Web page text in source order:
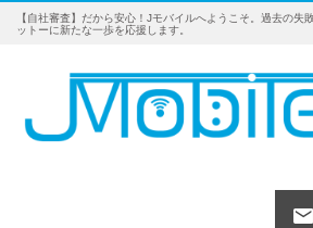
【自社審査】だから安心！Jモバイルへようこそ。過去の失
ットーに新たな一歩を応援します。